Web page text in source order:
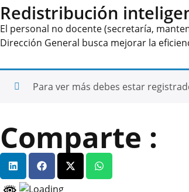
Redistribución
El personal no docente (secretaría,
Dirección General busca mejorar la
Para ver más debes estar
Comparte :